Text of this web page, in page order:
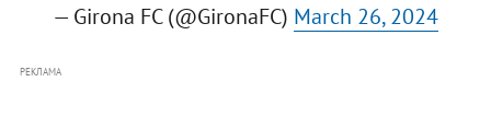
— Girona FC (@GironaFC) March 26, 2024
РЕКЛАМА